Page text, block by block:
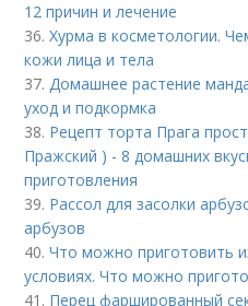
12 причин и лечение
36.Хурма в косметологии.
кожи лица и тела
37.Домашнее растение
уход и подкормка
38. Рецепт торта Прага
Пражский ) - 8 домашних
приготовления
39. Рассол для засолки
арбузов
40.Что можно приготовить
условиях. Что можно
41. Перец фаршированный